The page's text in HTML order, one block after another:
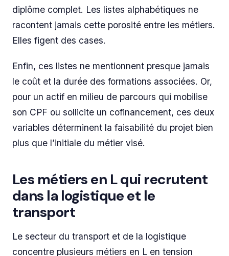
diplôme complet. Les listes alphabétiques ne
racontent jamais cette porosité entre les métiers.
Elles figent des cases.
Enfin, ces listes ne mentionnent presque jamais
le coût et la durée des formations associées. Or,
pour un actif en milieu de parcours qui mobilise
son CPF ou sollicite un cofinancement, ces deux
variables déterminent la faisabilité du projet bien
plus que l’initiale du métier visé.
Les métiers en L qui recrutent
dans la logistique et le
transport
Le secteur du transport et de la logistique
concentre plusieurs métiers en L en tension